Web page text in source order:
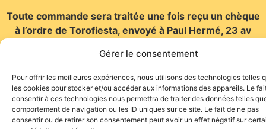
Gérer le consentement
Pour offrir les meilleures expériences, nous utilisons des technologies telles
les cookies pour stocker et/ou accéder aux informations des appareils. Le
consentir à ces technologies nous permettra de traiter des données telles
comportement de navigation ou les ID uniques sur ce site. Le fait de ne pas
consentir ou de retirer son consentement peut avoir un effet négatif sur
Toute commande sera traitée une fois reçu un chèque
à l’ordre de Torofiesta, envoyé à Paul Hermé, 23 av